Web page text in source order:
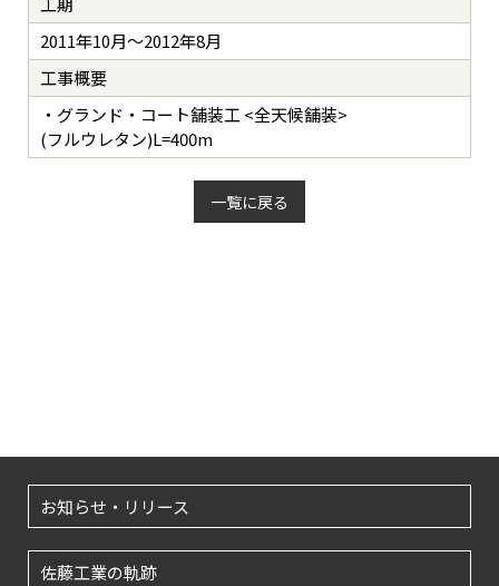
2011年10月～2012年8月
工事概要
・グランド・コート舗装工 <全天候舗装>
(フルウレタン)L=400m
一覧に戻る
お知らせ・リリース
佐藤工業の軌跡